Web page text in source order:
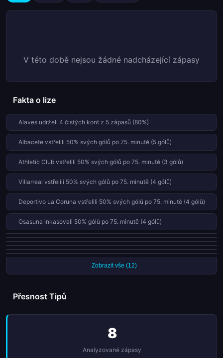
V této době nejsou žádné nadcházející zápasy
Fakta o lize
Alaves udrželi 4 čistých kont z 5 zápasů (80%)
Albacete vstřelili 50% svých gólů po 75. minutě (5 gólů)
Athletic Club vstřelili 50% svých gólů po 75. minutě (3 gólů)
Villarreal vstřelili 50% svých gólů po 75. minutě (4 gólů)
Deportivo La Coruna vstřelili 50% svých gólů po 75. minutě (4 gólů)
Osasuna inkasovali 50% gólů po 75. minutě (4 gólů)
Real Sociedad skórovali v každém ze svých posledních 6 zápasů
Real Sociedad vstřelili 47% svých gólů po 75. minutě (8 gólů)
Osasuna vstřelili 47% svých gólů po 75. minutě (7 gólů)
Albacete vstřelili 80% svých gólů ve druhé půli
Valencia udrželi 3 čistých kont z 5 zápasů (60%)
Zobrazit vše (12)
Přesnost Tipů
8
Analyzované zápasy